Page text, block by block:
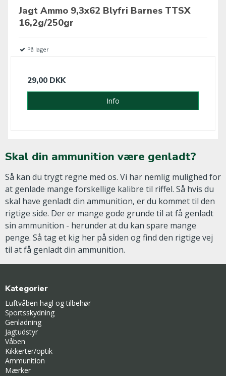
Jagt Ammo 9,3x62 Blyfri Barnes TTSX
16,2g/250gr
På lager
29,00 DKK
Info
Skal din ammunition være genladt?
Så kan du trygt regne med os. Vi har nemlig mulighed for
at genlade mange forskellige kalibre til riffel. Så hvis du
skal have genladt din ammunition, er du kommet til den
rigtige side. Der er mange gode grunde til at få genladt
sin ammunition - herunder at du kan spare mange
penge. Så tag et kig her på siden og find den rigtige vej
til at få genladt din ammunition.
Kategorier
Luftvåben hagl og tilbehør
Sportsskydning
Genladning
Jagtudstyr
Våben
Kikkerter/optik
Ammunition
Mærker